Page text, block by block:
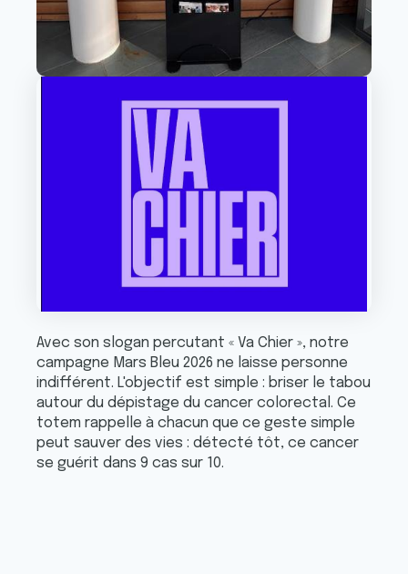
Avec son slogan percutant « Va Chier », notre
campagne Mars Bleu 2026 ne laisse personne
indifférent. L'objectif est simple : briser le tabou
autour du dépistage du cancer colorectal. Ce
totem rappelle à chacun que ce geste simple
peut sauver des vies : détecté tôt, ce cancer
se guérit dans 9 cas sur 10.